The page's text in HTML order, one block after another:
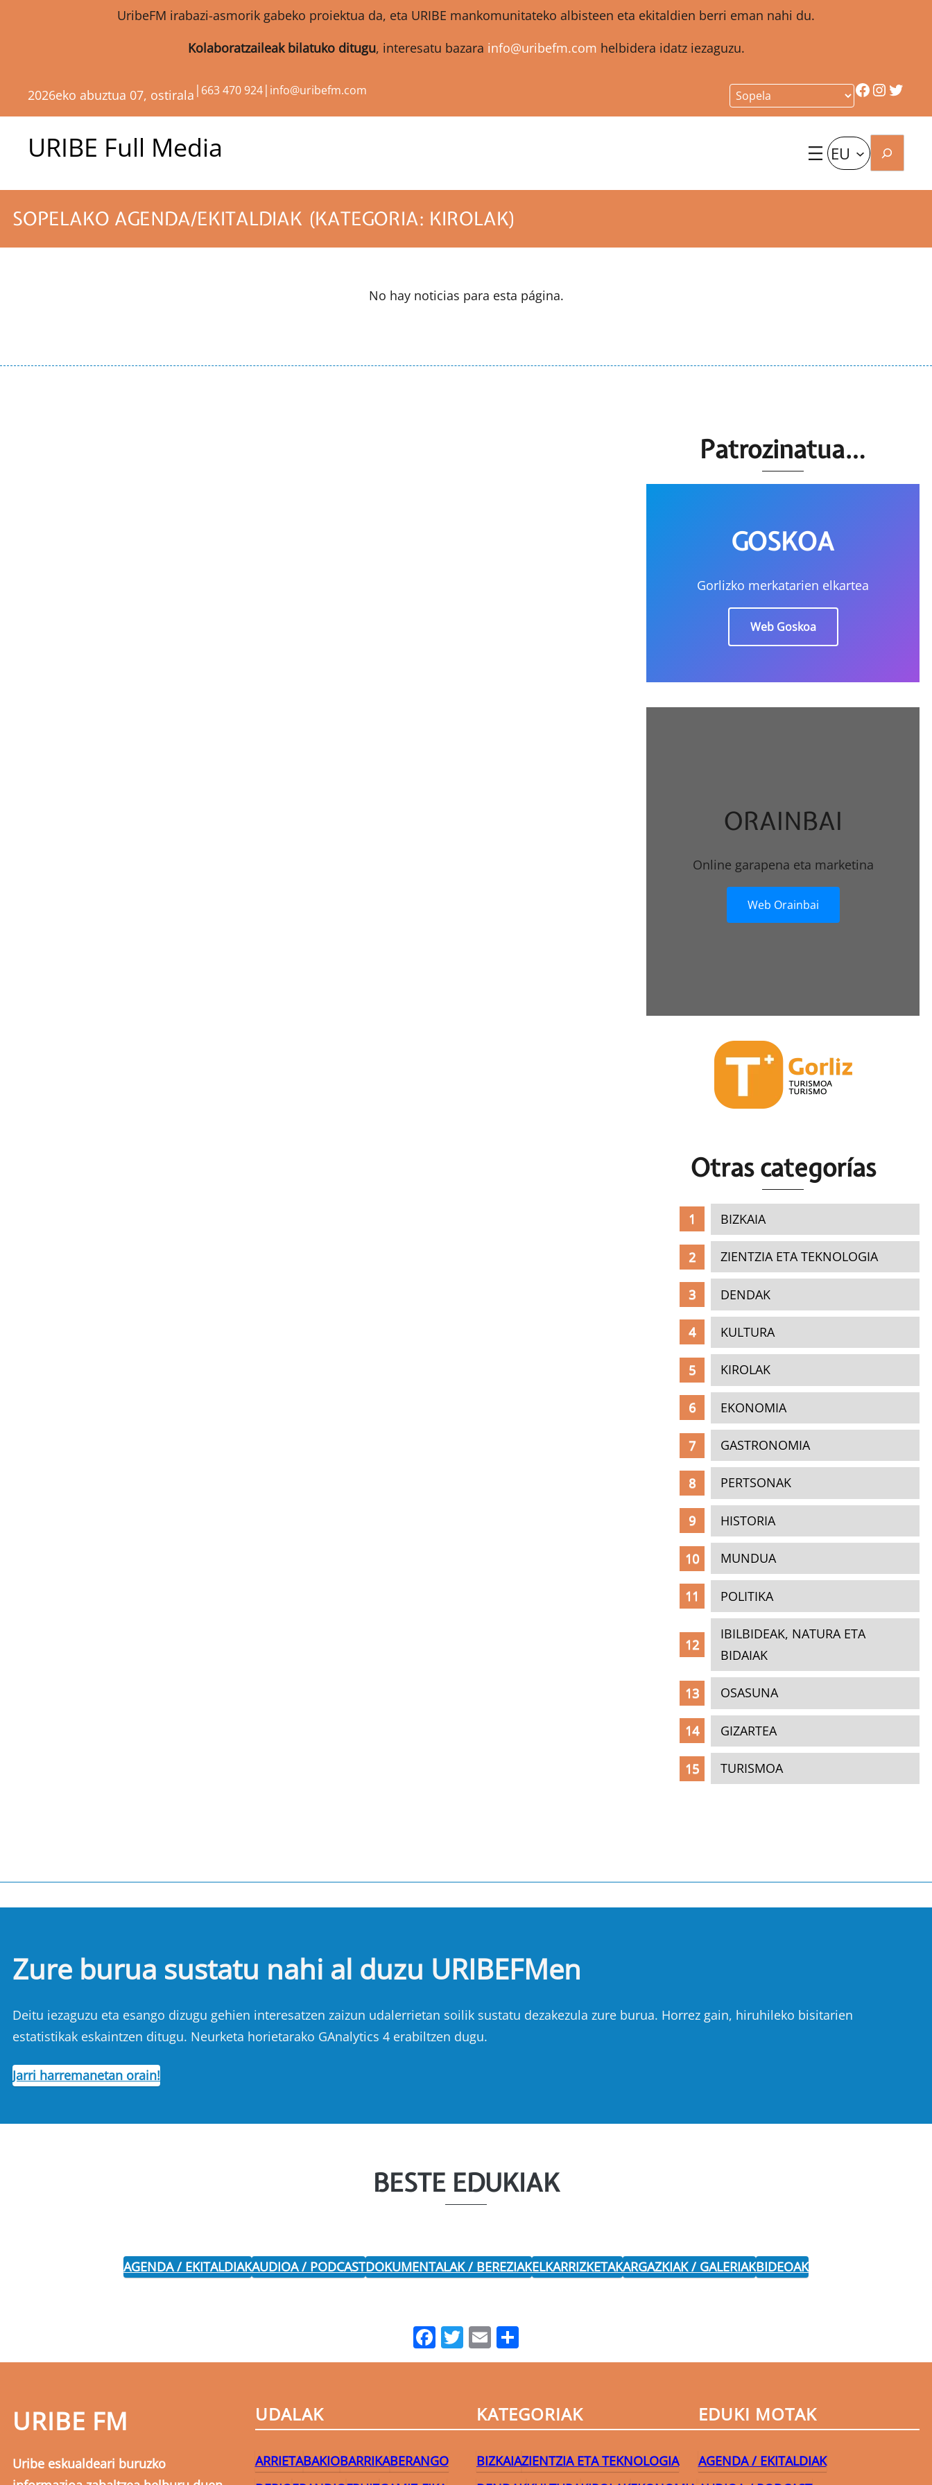
UribeFM irabazi-asmorik gabeko proiektua da, eta URIBE mankomunitateko albisteen eta ekitaldien berri eman nahi du.
Kolaboratzaileak bilatuko ditugu, interesatu bazara info@uribefm.com helbidera idatz iezaguzu.
2026eko abuztua 07, ostirala | 663 470 924| info@uribefm.com Facebook
URIBE Full Media EU Bilatu
SOPELAKO AGENDA/EKITALDIAK (KATEGORIA: KIROLAK)
No hay noticias para esta página.
Patrozinatua…
GOSKOA
Gorlizko merkatarien elkartea
Web Goskoa
ORAINBAI
Online garapena eta marketina
Web Orainbai
Otras categorías
BIZKAIA
ZIENTZIA ETA TEKNOLOGIA
DENDAK
KULTURA
KIROLAK
EKONOMIA
GASTRONOMIA
PERTSONAK
HISTORIA
MUNDUA
POLITIKA
IBILBIDEAK, NATURA ETA
BIDAIAK
OSASUNA
GIZARTEA
TURISMOA
Zure burua sustatu nahi al duzu URIBEFMen
Deitu iezaguzu eta esango dizugu gehien interesatzen zaizun udalerrietan soilik sustatu dezakezula zure burua. Horrez gain, hiruhileko bisitarien
estatistikak eskaintzen ditugu. Neurketa horietarako GAnalytics 4 erabiltzen dugu.
Jarri harremanetan orain!
BESTE EDUKIAK
AGENDA / EKITALDIAKAUDIOA / PODCASTDOKUMENTALAK / BEREZIAKELKARRIZKETAKARGAZKIAK / GALERIAKBIDEOAK
Facebook
Twitter
Email
URIBE FM
Uribe eskualdeari buruzko
UDALAK
ARRIETABAKIOBARRIKABERANGO
KATEGORIAK
BIZKAIAZIENTZIA ETA TEKNOLOGIA
EDUKI MOTAK
AGENDA / EKITALDIAK